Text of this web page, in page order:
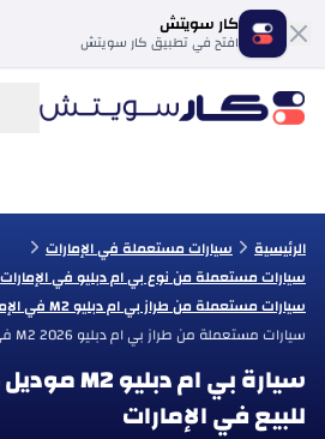
كار سويتش
افتح في تطبيق كار سويتش
الرئيسية
سيارات مستعملة في الإمارات
سيارات مستعملة من نوع بي ام دبليو في الإمارات
سيارات مستعملة من طراز بي ام دبليو M2 في الإمارات
سيارات مستعملة من طراز بي ام دبليو M2 2026 في الإمارات
للبيع في الإمارات